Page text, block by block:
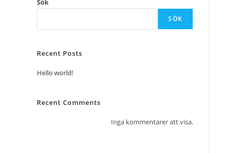
Sök
SÖK
Recent Posts
Hello world!
Recent Comments
Inga kommentarer att visa.